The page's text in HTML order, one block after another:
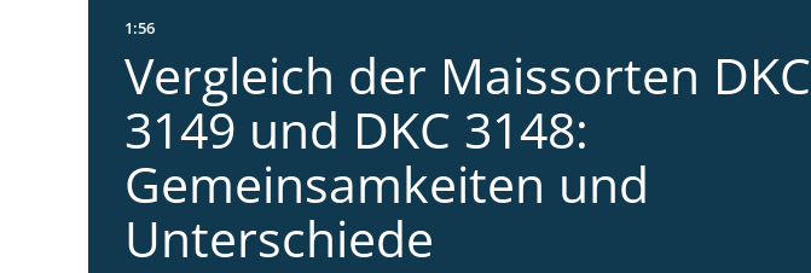
1:56
Vergleich der Maissorten DKC
3149 und DKC 3148:
Gemeinsamkeiten und
Unterschiede